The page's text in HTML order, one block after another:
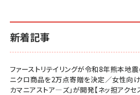
新着記事
ファーストリテイリングが令和8年熊本地
ニクロ商品を2万点寄贈を決定／女性向け
カマニアストア―ズ」が開発【ネッ担アクセ